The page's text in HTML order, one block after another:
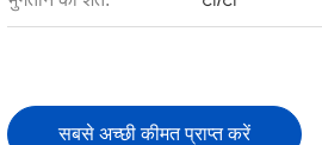
सबसे अच्छी कीमत प्राप्त करें